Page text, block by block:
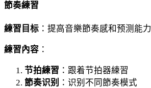
節奏練習
練習目标 ：提高音樂節奏感和预测能力
練習內容 ：
节拍練習 ：跟着节拍器練習
節奏识别 ：识别不同節奏模式